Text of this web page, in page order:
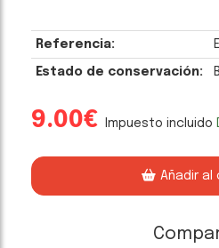
Referencia:
Estado de conservación:
9.00€ Impuesto incluido
Añadir al